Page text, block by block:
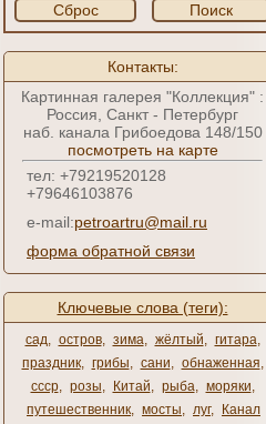
Сброс Поиск
Контакты:
Картинная галерея "Коллекция" :
Россия, Санкт - Петербург
наб. канала Грибоедова 148/150
посмотреть на карте
тел: +79219520128
+79646103876
e-mail:petroartru@mail.ru
форма обратной связи
Ключевые слова (теги):
сад, остров, зима, жёлтый, гитара,
праздник, грибы, сани, обнаженная,
ссср, розы, Китай, рыба, моряки,
путешественник, мосты, луг,
Канал